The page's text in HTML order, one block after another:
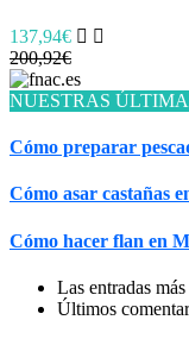
137,94€
200,92€
NUESTRAS
Cómo preparar
Cómo asar castañas
Cómo hacer flan en
Las entradas
Últimos